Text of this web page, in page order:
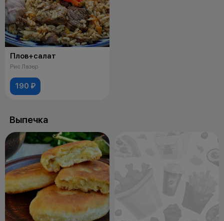
Плов+салат
Рис Лазер
190 ₽
Выпечка